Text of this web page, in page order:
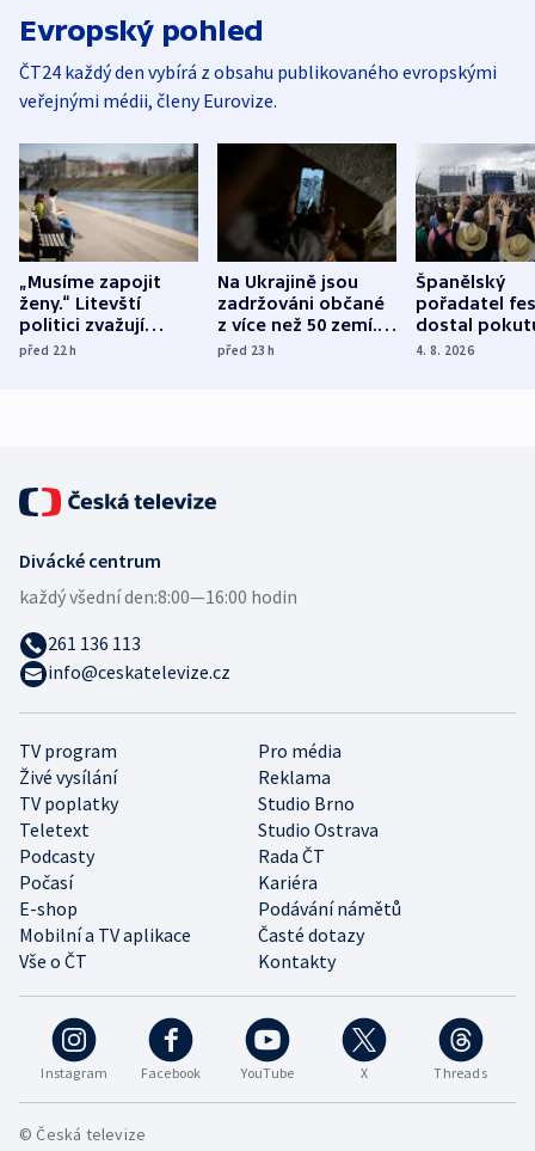
Evropský pohled
ČT24 každý den vybírá z obsahu publikovaného evropskými
veřejnými médii, členy Eurovize.
„Musíme zapojit
ženy.“ Litevští
politici zvažují
dohodu o
před 22h
Na Ukrajině jsou
zadržováni občané
z více než 50 zemí.
Bojovali na straně
před 23h
Španělský
pořadatel
dostal
nekalé
4. 8. 2026
Instagram Facebook YouTube X Threads
TV program
Pro média
Živé vysílání
Reklama
TV poplatky
Studio Brno
Teletext
Studio Ostrava
Podcasty
Rada ČT
Počasí
Kariéra
E-shop
Podávání námětů
Mobilní a TV aplikace
Časté dotazy
Vše o ČT
Kontakty
Divácké centrum
každý všední den:8:00—16:00 hodin
261 136 113
info@ceskatelevize.cz
© Česká televize